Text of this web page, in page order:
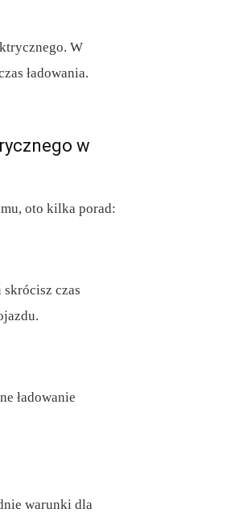
W
ładowania.
w
oto kilka porad:
czas
ładowanie
warunki dla